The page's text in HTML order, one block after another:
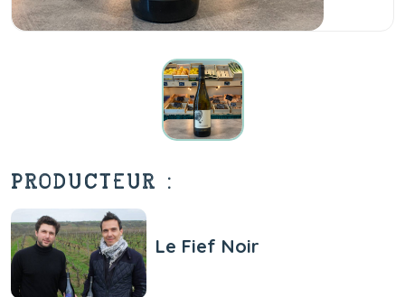
PRODUCTEUR :
Le Fief Noir